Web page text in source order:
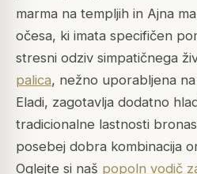
marma na templjih in Ajna
očesa, ki imata specifičen
stresni odziv simpatičnega
palica, nežno uporabljena
Eladi, zagotavlja dodatno
tradicionalne lastnosti
posebej dobra kombinacija
Oglejte si naš popoln vodič